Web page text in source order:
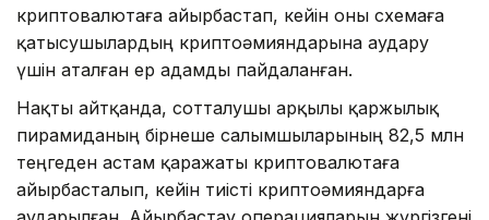
криптовалютаға айырбастап, кейін оны схемаға
қатысушылардың криптоәмияндарына аудару
үшін аталған ер адамды пайдаланған.
Нақты айтқанда, сотталушы арқылы қаржылық
пирамиданың бірнеше салымшыларының 82,5 млн
теңгеден астам қаражаты криптовалютаға
айырбасталып, кейін тиісті криптоәмияндарға